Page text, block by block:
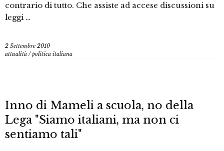
contrario di tutto. Che assiste ad accese discussioni su
leggi …
2 Settembre 2010
attualità /politica italiana
Inno di Mameli a scuola, no della
Lega "Siamo italiani, ma non ci
sentiamo tali"